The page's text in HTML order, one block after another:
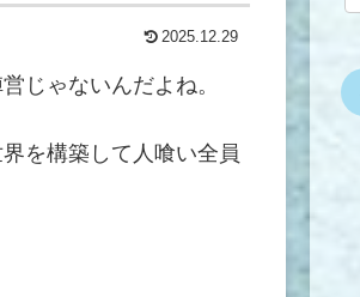
2025.12.29
じゃないんだよね。
を構築して人喰い全員